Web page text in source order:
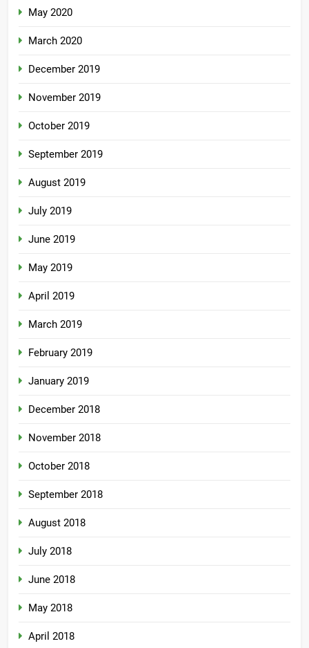
May 2020
March 2020
December 2019
November 2019
October 2019
September 2019
August 2019
July 2019
June 2019
May 2019
April 2019
March 2019
February 2019
January 2019
December 2018
November 2018
October 2018
September 2018
August 2018
July 2018
June 2018
May 2018
April 2018